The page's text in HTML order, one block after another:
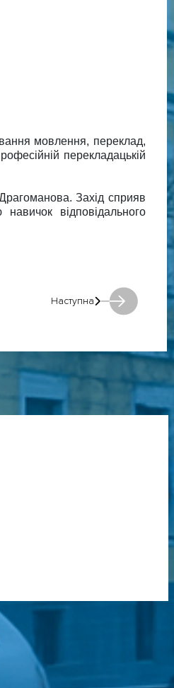
мовлення, переклад,
перекладацькій
Захід сприяв
відповідального
Наступна
Наступна: Наступна